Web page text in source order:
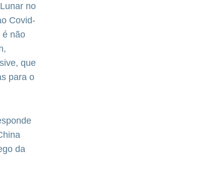
no
Covid-
é não
que
para o
da